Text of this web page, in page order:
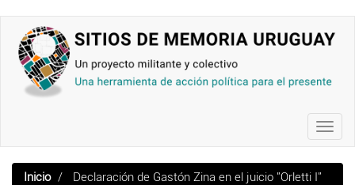
contenido
principal
Inicio Declaración de Gastón Zina en el juicio "Orletti I"